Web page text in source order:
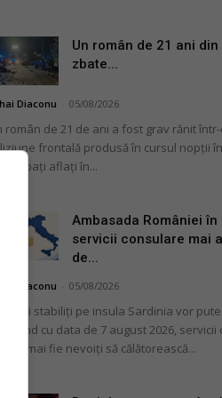
Un român de 21 ani
zbate...
Diaconu 05/08/2026
român de 21 de ani a fost grav rănit
frontală produsă în cursul nopții
bărbați aflați în...
Ambasada României în
servicii consulare mai
de...
Diaconu 05/08/2026
stabiliți pe insula Sardinia vor
cu data de 7 august 2026,
să mai fie nevoiți să călătorească...